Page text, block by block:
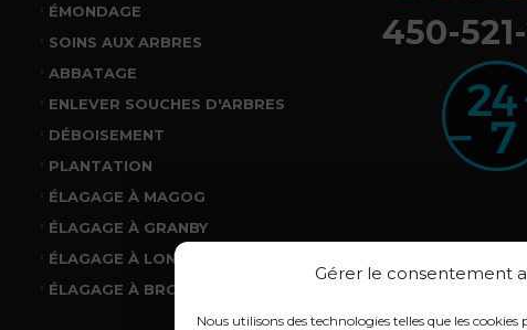
Gérer le consentement
Nous utilisons des technologies telles que les
ÉMONDAGE
SOINS AUX ARBRES
ABBATAGE
ENLEVER SOUCHES D'ARBRES
DÉBOISEMENT
PLANTATION
ÉLAGAGE À MAGOG
ÉLAGAGE À GRANBY
ÉLAGAGE À LONGUEUIL
ÉLAGAGE À BROSSARD
450-